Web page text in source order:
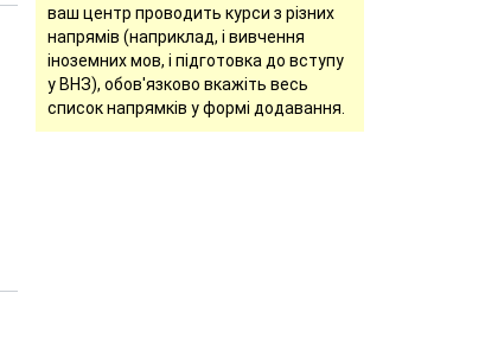
ваш центр проводить курси з різних
напрямів (наприклад, і вивчення
іноземних мов, і підготовка до вступу
у ВНЗ), обов'язково вкажіть весь
список напрямків у формі додавання.